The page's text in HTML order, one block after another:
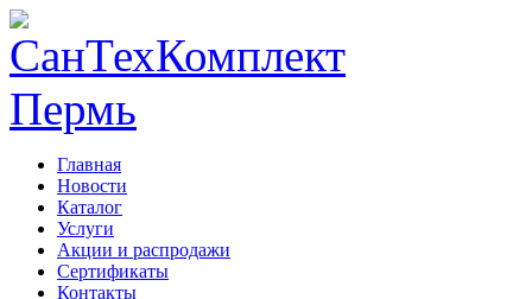
Главная
Новости
Каталог
Услуги
Акции и распродажи
Сертификаты
Контакты